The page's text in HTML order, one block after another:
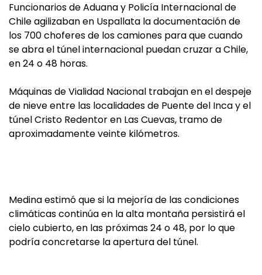
Funcionarios de Aduana y Policía Internacional de
Chile agilizaban en Uspallata la documentación de
los 700 choferes de los camiones para que cuando
se abra el túnel internacional puedan cruzar a Chile,
en 24 o 48 horas.
Máquinas de Vialidad Nacional trabajan en el despeje
de nieve entre las localidades de Puente del Inca y el
túnel Cristo Redentor en Las Cuevas, tramo de
aproximadamente veinte kilómetros.
Medina estimó que si la mejoría de las condiciones
climáticas continúa en la alta montaña persistirá el
cielo cubierto, en las próximas 24 o 48, por lo que
podría concretarse la apertura del túnel.